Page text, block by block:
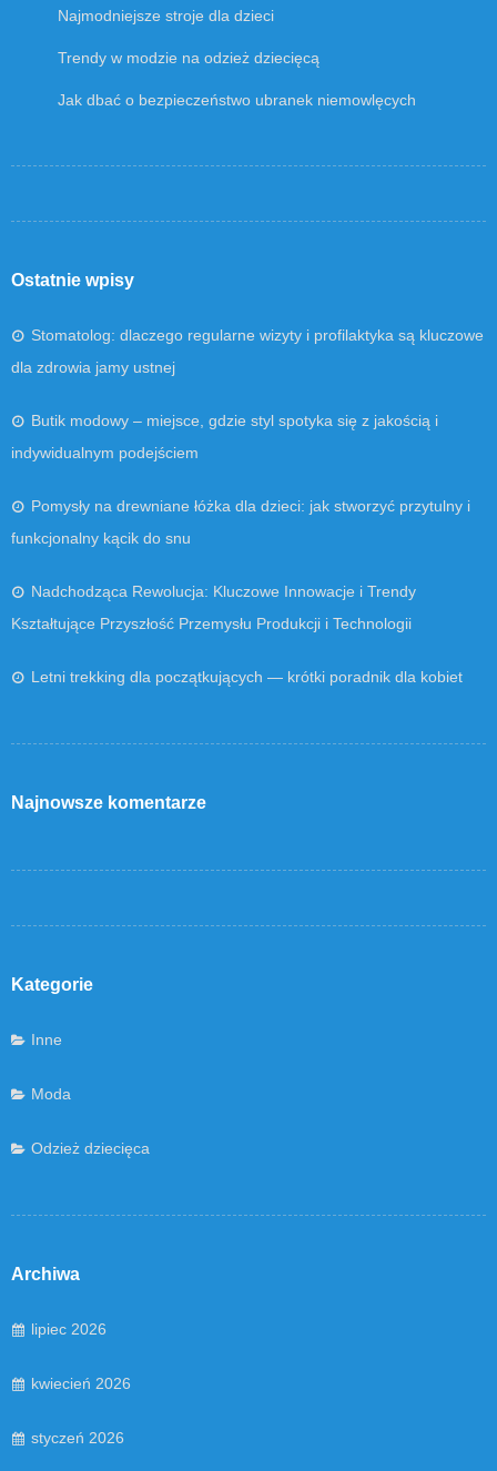
Najmodniejsze stroje dla dzieci
Trendy w modzie na odzież dziecięcą
Jak dbać o bezpieczeństwo ubranek niemowlęcych
Ostatnie wpisy
Stomatolog: dlaczego regularne wizyty i profilaktyka są kluczowe
dla zdrowia jamy ustnej
Butik modowy – miejsce, gdzie styl spotyka się z jakością i
indywidualnym podejściem
Pomysły na drewniane łóżka dla dzieci: jak stworzyć przytulny i
funkcjonalny kącik do snu
Nadchodząca Rewolucja: Kluczowe Innowacje i Trendy
Kształtujące Przyszłość Przemysłu Produkcji i Technologii
Letni trekking dla początkujących — krótki poradnik dla kobiet
Najnowsze komentarze
Kategorie
Inne
Moda
Odzież dziecięca
Archiwa
lipiec 2026
kwiecień 2026
styczeń 2026